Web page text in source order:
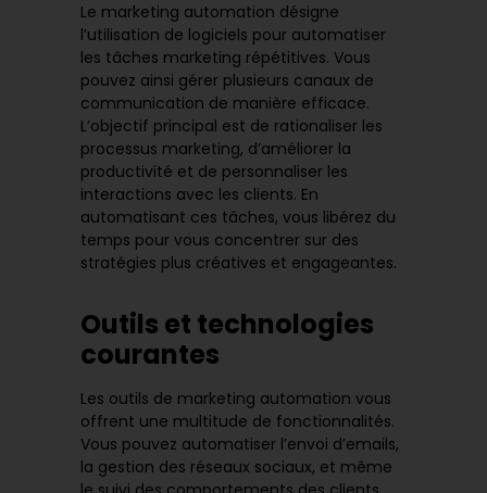
Le marketing automation désigne
l’utilisation de logiciels pour automatiser
les tâches marketing répétitives. Vous
pouvez ainsi gérer plusieurs canaux de
communication de manière efficace.
L’objectif principal est de rationaliser les
processus marketing, d’améliorer la
productivité et de personnaliser les
interactions avec les clients. En
automatisant ces tâches, vous libérez du
temps pour vous concentrer sur des
stratégies plus créatives et engageantes.
Outils et technologies
courantes
Les outils de marketing automation vous
offrent une multitude de fonctionnalités.
Vous pouvez automatiser l’envoi d’emails,
la gestion des réseaux sociaux, et même